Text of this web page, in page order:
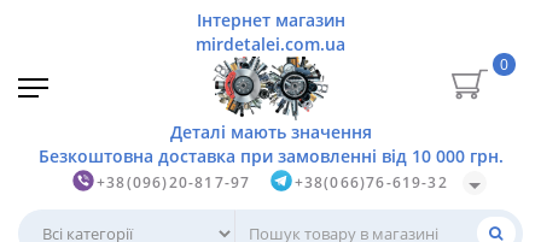
+38(096)20-817-97 +38(066)76-619-32
0